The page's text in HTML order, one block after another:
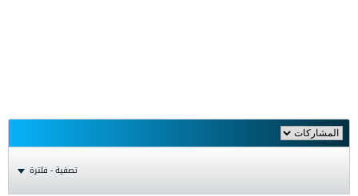
تصفية - فلترة